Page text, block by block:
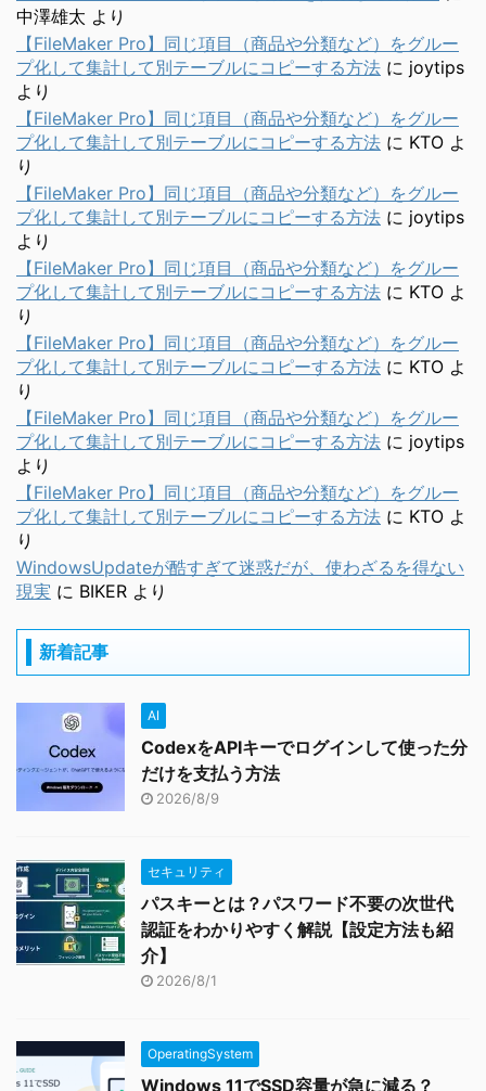
中澤雄太 より
【FileMaker Pro】同じ項目（商品や分類など）をグルー
プ化して集計して別テーブルにコピーする方法 に joytips
より
【FileMaker Pro】同じ項目（商品や分類など）をグルー
プ化して集計して別テーブルにコピーする方法 に KTO よ
り
【FileMaker Pro】同じ項目（商品や分類など）をグルー
プ化して集計して別テーブルにコピーする方法 に joytips
より
【FileMaker Pro】同じ項目（商品や分類など）をグルー
プ化して集計して別テーブルにコピーする方法 に KTO よ
り
【FileMaker Pro】同じ項目（商品や分類など）をグルー
プ化して集計して別テーブルにコピーする方法 に KTO よ
り
【FileMaker Pro】同じ項目（商品や分類など）をグルー
プ化して集計して別テーブルにコピーする方法 に joytips
より
【FileMaker Pro】同じ項目（商品や分類など）をグルー
プ化して集計して別テーブルにコピーする方法 に KTO よ
り
WindowsUpdateが酷すぎて迷惑だが、使わざるを得ない
現実 に BIKER より
新着記事
AI
CodexをAPIキーでログインして使った分
だけを支払う方法
2026/8/9
セキュリティ
パスキーとは？パスワード不要の次世代
認証をわかりやすく解説【設定方法も紹
介】
2026/8/1
OperatingSystem
Windows 11でSSD容量が急に減る？